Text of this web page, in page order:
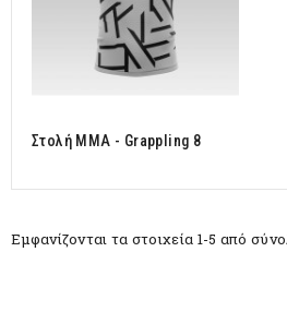
Στολή MMA - Grappling 8
Εμφανίζονται τα στοιχεία 1-5 από